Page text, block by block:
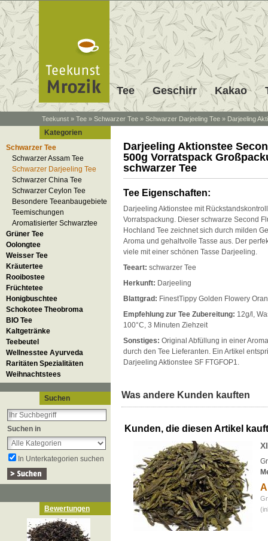
Tee Geschirr Kakao
Teekunst » Tee » Schwarzer Tee » Schwarzer Darjeeling Tee » Darjeeling
Kategorien
Schwarzer Tee
Schwarzer Assam Tee
Schwarzer Darjeeling Tee
Schwarzer China Tee
Schwarzer Ceylon Tee
Besondere Teeanbaugebiete
Teemischungen
Aromatisierter Schwarztee
Grüner Tee
Oolongtee
Weisser Tee
Kräutertee
Rooibostee
Früchtetee
Honigbuschtee
Schokotee Theobroma
BIO Tee
Kaltgetränke
Teebeutel
Wellnesstee Ayurveda
Raritäten Spezialitäten
Weihnachtstees
Suchen
Suchen in
In Unterkategorien suchen
Bewertungen
Darjeeling Aktionstee
500g Vorratspack
schwarzer Tee
Tee Eigenschaften:
Darjeeling Aktionstee mit
Vorratspackung. Dieser schwarze Second
Hochland Tee zeichnet sich durch milden
Aroma und gehaltvolle Tasse aus. Der
viele mit einer schönen Tasse Darjeeling.
Teeart: schwarzer Tee
Herkunft: Darjeeling
Blattgrad: FinestTippy Golden Flowery
Empfehlung zur Tee Zubereitung: 12g/l,
100°C, 3 Minuten Ziehzeit
Sonstiges: Original Abfüllung in einer
durch den Tee Lieferanten. Ein Artikel
Darjeeling Aktionstee SF FTGFOP1.
Was andere Kunden kauften
Kunden, die diesen Artikel